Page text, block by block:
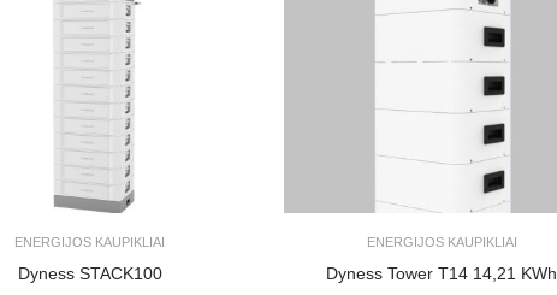
ENERGIJOS KAUPIKLIAI
Dyness STACK100
ENERGIJOS KAUPIKLIAI
Dyness Tower T14 14,21 KWh